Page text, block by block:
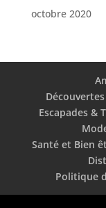
octobre 2020
Escapades &
Santé et Bien
Politique